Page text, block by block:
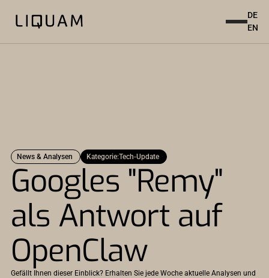
DE
EN
News & Analysen Kategorie:Tech-Update
Googles "Remy"
als Antwort auf
OpenClaw
Gefällt Ihnen dieser Einblick? Erhalten Sie jede Woche aktuelle Analysen und